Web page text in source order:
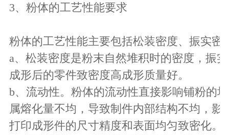
3、粉体的工艺性能要求
粉体的工艺性能主要包括松装密度、振实密
a、松装密度是粉末自然堆积时的密度，振
成形后的零件致密度高成形质量好。
b、流动性。粉体的流动性直接影响铺粉的
属熔化量不均，导致制件内部结构不均，
打印成形件的尺寸精度和表面均匀致密化。